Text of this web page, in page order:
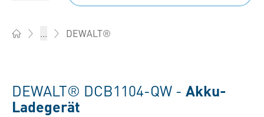
... DEWALT®
DEWALT® DCB1104-QW - Akku-
Ladegerät